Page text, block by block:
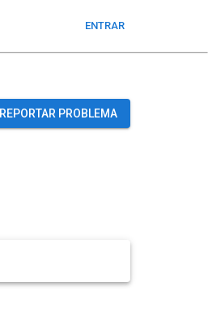
ENTRAR
REPORTAR PROBLEMA